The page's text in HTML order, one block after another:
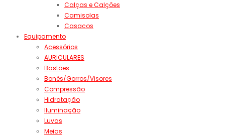
Calças e Calções
Camisolas
Casacos
Equipamento
Acessórios
AURICULARES
Bastões
Bonés/Gorros/Visores
Compressão
Hidratação
Iluminação
Luvas
Meias